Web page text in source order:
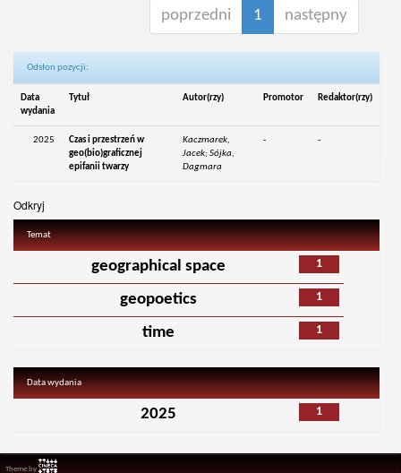
poprzedni 1 następny
Odsłon pozycji:
Data
wydania
Tytuł Autor(rzy) Promotor Redaktor(rzy)
2025
Czas i przestrzeń w
geo(bio)graficznej
epifanii twarzy
Kaczmarek,
Jacek; Sójka,
Dagmara
- -
Odkryj
Temat
1
geographical space
1
geopoetics
1
time
Data wydania
1
2025
Theme by